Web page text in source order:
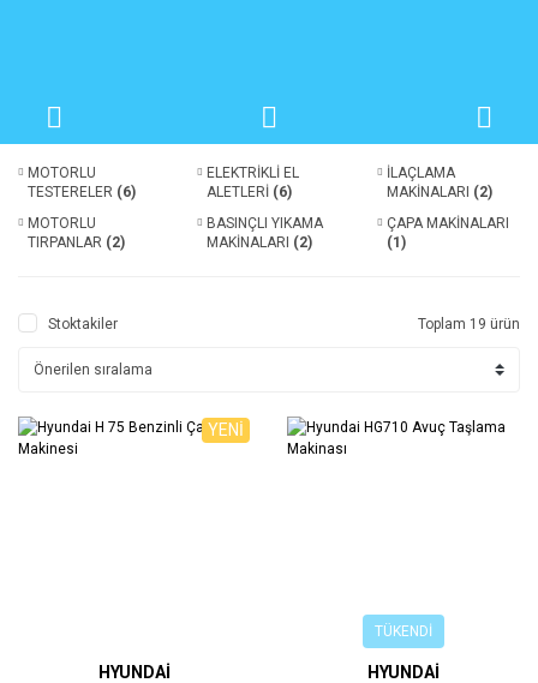
MOTORLU
TESTERELER (6)
ELEKTRİKLİ EL
ALETLERİ (6)
İLAÇLAMA
MAKİNALARI (2)
MOTORLU
TIRPANLAR (2)
BASINÇLI YIKAMA
MAKİNALARI (2)
ÇAPA MAKİNALARI
(1)
Stoktakiler Toplam 19 ürün
YENİ
HYUNDAİ
TÜKENDİ
HYUNDAİ